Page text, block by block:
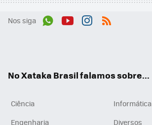
Nos siga
No Xataka Brasil falamos sobre...
Ciência
Informática
Engenharia
Diversos